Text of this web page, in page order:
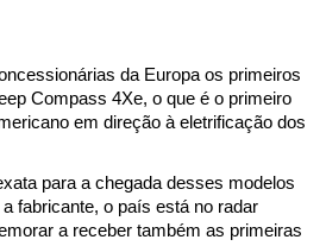
da Europa os primeiros
Compass 4Xe, o que é o primeiro
em direção à eletrificação dos
para a chegada desses modelos
fabricante, o país está no radar
a receber também as primeiras